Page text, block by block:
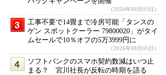
（2026年08月05日）
工事不要で14畳まで冷房可能「タンスの
ゲン スポットクーラー 79800020」がタイ
ムセールで10％オフの5万3999円に
（2026年08月05日）
ソフトバンクのスマホ契約数減はいつ止
まる？ 宮川社長が反転の時期を語る